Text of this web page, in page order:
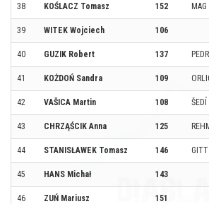
38 KOŚLACZ Tomasz 152 MAG
39 WITEK Wojciech 106
40 GUZIK Robert 137
41 KOŻDOŃ Sandra 109
42 VAŠICA Martin 108 ŠEDÍ
43 CHRZĄŚCIK Anna 125
44 STANISŁAWEK Tomasz 146
45 HANS Michał 143
46 ZUŃ Mariusz 151